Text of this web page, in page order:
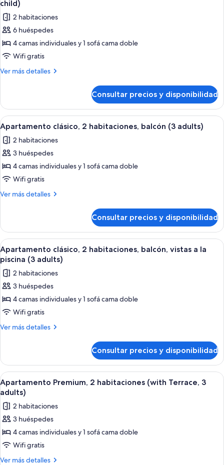
piscina
(2
adults
+
4
children)
la
(2
adults
4
las
fotos
de
Suite
Premium,
balcón
2
adults
+4
child)
child)
2 habitaciones
6 huéspedes
4 camas individuales y 1 sofá cama doble
Wifi gratis
Ver más detalles
Más
Premium,
balcón
(Outdoor
Whirlpool,
2
adults
child)
Consultar precios y disponibilidad
Abrir
todas
las
fotos
de
Apartamento
clásico,
balcón
(3
adults)
Caja fuerte, cortinas opacas, wifi
8
Apartamento clásico, 2 habitaciones, balcón (3 adults)
2 habitaciones
3 huéspedes
4 camas individuales y 1 sofá cama doble
Wifi gratis
Ver más detalles
Más
clásico,
habitaciones,
balcón
(3
adults)
Consultar precios y disponibilidad
Abrir
todas
las
fotos
de
Apartamento
clásico,
2
vistas
a
la
piscina
(3
adults)
Habitación de hotel moderna con
14
Apartamento clásico, 2 habitaciones, balcón, vistas a la
piscina (3 adults)
2 habitaciones
3 huéspedes
4 camas individuales y 1 sofá cama doble
Wifi gratis
Ver más detalles
Más
clásico,
habitaciones,
balcón,
la
(3
adults)
Consultar precios y disponibilidad
Abrir
todas
las
fotos
de
Apartamento
Premium,
2
Caja fuerte, cortinas opacas, wifi
7
Apartamento Premium, 2 habitaciones (with Terrace, 3
adults)
2 habitaciones
3 huéspedes
4 camas individuales y 1 sofá cama doble
Wifi gratis
Ver más detalles
Más